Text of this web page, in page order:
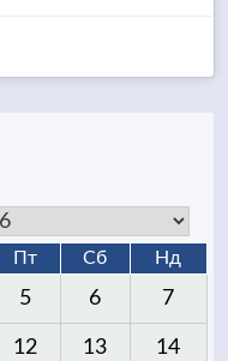
Пт Сб Нд
5 6 7
12 13 14